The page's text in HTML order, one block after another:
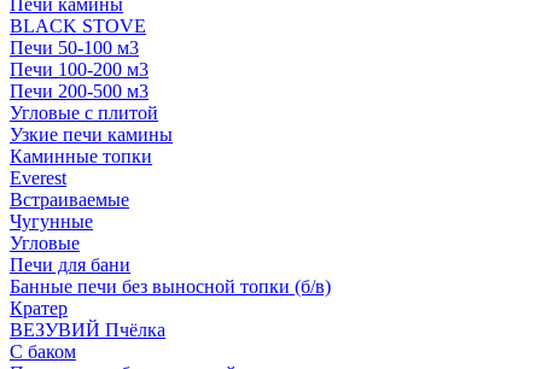
Печи камины
BLACK STOVE
Печи 50-100 м3
Печи 100-200 м3
Печи 200-500 м3
Угловые с плитой
Узкие печи камины
Каминные топки
Everest
Встраиваемые
Чугунные
Угловые
Печи для бани
Банные печи без выносной топки (б/в)
Кратер
ВЕЗУВИЙ Пчёлка
С баком